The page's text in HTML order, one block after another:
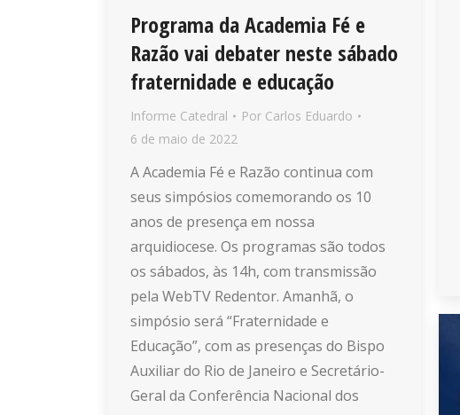
Programa da Academia Fé e
Razão vai debater neste sábado
fraternidade e educação
Informe Catedral Por Carlos Eduardo
6 de maio de 2022
A Academia Fé e Razão continua com
seus simpósios comemorando os 10
anos de presença em nossa
arquidiocese. Os programas são todos
os sábados, às 14h, com transmissão
pela WebTV Redentor. Amanhã, o
simpósio será “Fraternidade e
Educação”, com as presenças do Bispo
Auxiliar do Rio de Janeiro e Secretário-
Geral da Conferência Nacional dos